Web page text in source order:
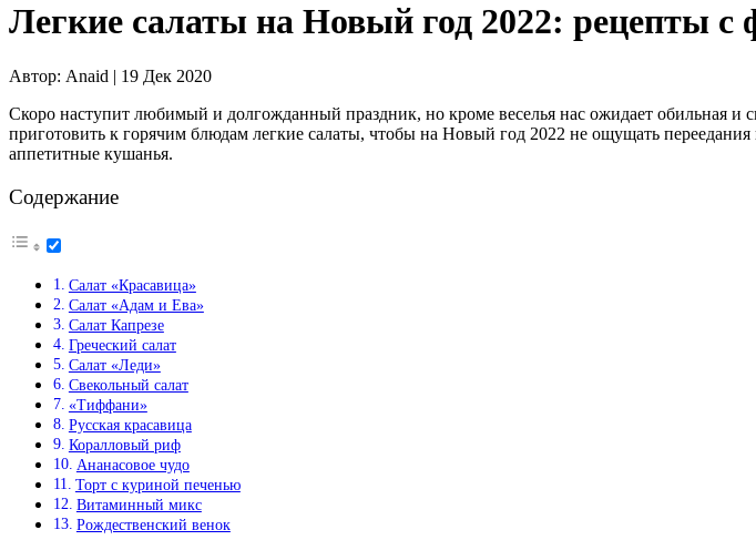
Легкие салаты на Новый год 2022: рецепты с
Автор: Anaid | 19 Дек 2020
Скоро наступит любимый и долгожданный праздник, но кроме веселья нас ожидает обильная
приготовить к горячим блюдам легкие салаты, чтобы на Новый год 2022 не ощущать
аппетитные кушанья.
Содержание
Салат «Красавица»
Салат «Адам и Ева»
Салат Капрезе
Греческий салат
Салат «Леди»
Свекольный салат
«Тиффани»
Русская красавица
Коралловый риф
Ананасовое чудо
Торт с куриной печенью
Витаминный микс
Рождественский венок